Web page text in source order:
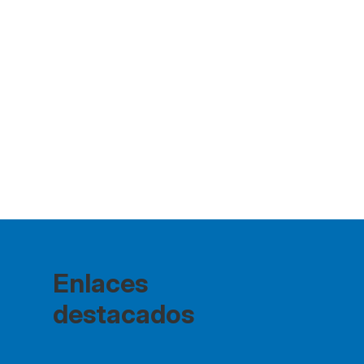
Enlaces
destacados